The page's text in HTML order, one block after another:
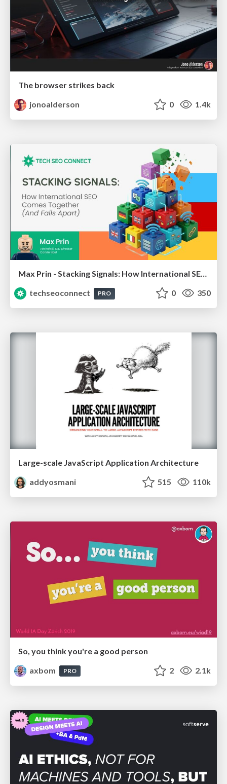
The browser strikes back
jonoalderson
0 1.4k
Max Prin - Stacking Signals: How International SEO Comes Together (And Falls Apart)
techseoconnect
PRO 0 350
Large-scale JavaScript Application Architecture
addyosmani
515 110k
So, you think you're a good person
axbom
PRO 2 2.1k